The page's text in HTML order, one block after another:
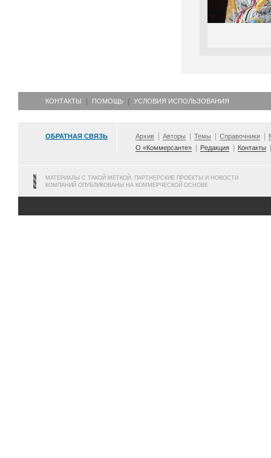
КОНТАКТЫ ПОМОЩЬ УСЛОВИЯ ИСПОЛЬЗОВАНИЯ
ОБРАТНАЯ СВЯЗЬ Архив Авторы Темы Справочники
О «Коммерсанте»
Редакция Контакты
МАТЕРИАЛЫ С ТАКОЙ МЕТКОЙ, ПАРТНЕРСКИЕ ПРОЕКТЫ И НОВОСТИ
КОМПАНИЙ ОПУБЛИКОВАНЫ НА КОММЕРЧЕСКОЙ ОСНОВЕ